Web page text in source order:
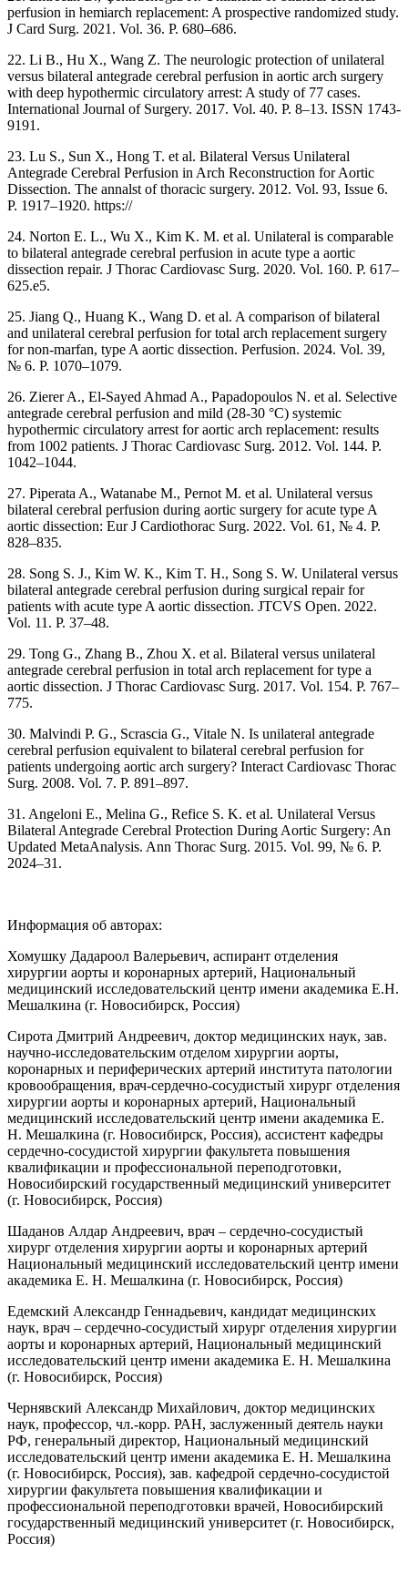
perfusion in hemiarch replacement: A prospective randomized study.
J Card Surg. 2021. Vol. 36. P. 680–686.
22. Li B., Hu X., Wang Z. The neurologic protection of unilateral
versus bilateral antegrade cerebral perfusion in aortic arch surgery
with deep hypothermic circulatory arrest: A study of 77 cases.
International Journal of Surgery. 2017. Vol. 40. P. 8‒13. ISSN 1743-
9191.
23. Lu S., Sun X., Hong T. et al. Bilateral Versus Unilateral
Antegrade Cerebral Perfusion in Arch Reconstruction for Aortic
Dissection. The annalst of thoracic surgery. 2012. Vol. 93, Issue 6.
P. 1917‒1920. https://
24. Norton E. L., Wu X., Kim K. M. et al. Unilateral is comparable
to bilateral antegrade cerebral perfusion in acute type a aortic
dissection repair. J Thorac Cardiovasc Surg. 2020. Vol. 160. P. 617–
625.e5.
25. Jiang Q., Huang K., Wang D. et al. A comparison of bilateral
and unilateral cerebral perfusion for total arch replacement surgery
for non-marfan, type A aortic dissection. Perfusion. 2024. Vol. 39,
№ 6. P. 1070‒1079.
26. Zierer A., El-Sayed Ahmad A., Papadopoulos N. et al. Selective
antegrade cerebral perfusion and mild (28-30 °C) systemic
hypothermic circulatory arrest for aortic arch replacement: results
from 1002 patients. J Thorac Cardiovasc Surg. 2012. Vol. 144. P.
1042–1044.
27. Piperata A., Watanabe M., Pernot M. et al. Unilateral versus
bilateral cerebral perfusion during aortic surgery for acute type A
aortic dissection: Eur J Cardiothorac Surg. 2022. Vol. 61, № 4. P.
828‒835.
28. Song S. J., Kim W. K., Kim T. H., Song S. W. Unilateral versus
bilateral antegrade cerebral perfusion during surgical repair for
patients with acute type A aortic dissection. JTCVS Open. 2022.
Vol. 11. P. 37–48.
29. Tong G., Zhang B., Zhou X. et al. Bilateral versus unilateral
antegrade cerebral perfusion in total arch replacement for type a
aortic dissection. J Thorac Cardiovasc Surg. 2017. Vol. 154. P. 767–
775.
30. Malvindi P. G., Scrascia G., Vitale N. Is unilateral antegrade
cerebral perfusion equivalent to bilateral cerebral perfusion for
patients undergoing aortic arch surgery? Interact Cardiovasc Thorac
Surg. 2008. Vol. 7. P. 891–897.
31. Angeloni E., Melina G., Refice S. K. et al. Unilateral Versus
Bilateral Antegrade Cerebral Protection During Aortic Surgery: An
Updated MetaAnalysis. Ann Thorac Surg. 2015. Vol. 99, № 6. P.
2024‒31.
Информация об авторах:
Хомушку Дадароол Валерьевич, аспирант отделения
хирургии аорты и коронарных артерий, Национальный
медицинский исследовательский центр имени академика Е.Н.
Мешалкина (г. Новосибирск, Россия)
Сирота Дмитрий Андреевич, доктор медицинских наук, зав.
научно-исследовательским отделом хирургии аорты,
коронарных и периферических артерий института патологии
кровообращения, врач-сердечно-сосудистый хирург отделения
хирургии аорты и коронарных артерий, Национальный
медицинский исследовательский центр имени академика Е.
Н. Мешалкина (г. Новосибирск, Россия), ассистент кафедры
сердечно-сосудистой хирургии факультета повышения
квалификации и профессиональной переподготовки,
Новосибирский государственный медицинский университет
(г. Новосибирск, Россия)
Шаданов Алдар Андреевич, врач – сердечно-сосудистый
хирург отделения хирургии аорты и коронарных артерий
Национальный медицинский исследовательский центр имени
академика Е. Н. Мешалкина (г. Новосибирск, Россия)
Едемский Александр Геннадьевич, кандидат медицинских
наук, врач – сердечно-сосудистый хирург отделения хирургии
аорты и коронарных артерий, Национальный медицинский
исследовательский центр имени академика Е. Н. Мешалкина
(г. Новосибирск, Россия)
Чернявский Александр Михайлович, доктор медицинских
наук, профессор, чл.-корр. РАН, заслуженный деятель науки
РФ, генеральный директор, Национальный медицинский
исследовательский центр имени академика Е. Н. Мешалкина
(г. Новосибирск, Россия), зав. кафедрой сердечно-сосудистой
хирургии факультета повышения квалификации и
профессиональной переподготовки врачей, Новосибирский
государственный медицинский университет (г. Новосибирск,
Россия)